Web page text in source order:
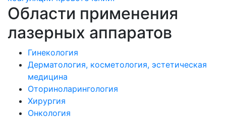
Области применения
лазерных аппаратов
Гинекология
Дерматология, косметология, эстетическая
медицина
Оториноларингология
Хирургия
Онкология